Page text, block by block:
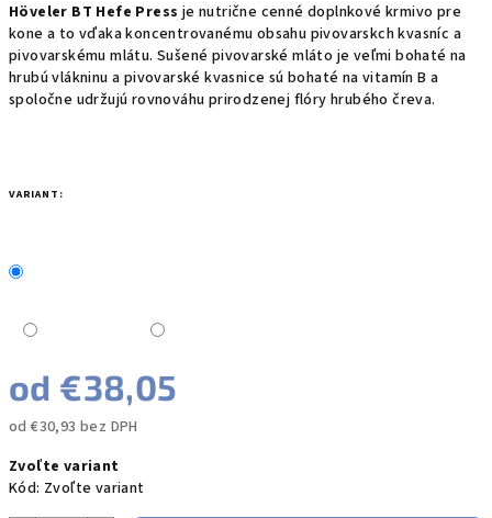
Höveler BT Hefe Press je nutrične cenné doplnkové krmivo pre
kone a to vďaka koncentrovanému obsahu pivovarskch kvasníc a
pivovarskému mlátu. Sušené pivovarské mláto je veľmi bohaté na
hrubú vlákninu a pivovarské kvasnice sú bohaté na vitamín B a
spoločne udržujú rovnováhu prirodzenej flóry hrubého čreva.
VARIANT:
od €38,05
od€30,93 bez DPH
cena:
Zvoľte variant
Kód: Zvoľte variant